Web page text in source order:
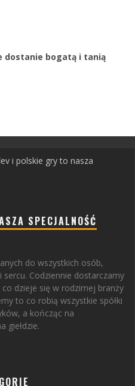
dostanie bogatą i tanią
SPECJALNOŚĆ
do wszystkich osób,
Codziennie dostarczamy
dzieje się w rodzimej branży
to co robią wszystkie spółki
a kończąc na
giełdzie.